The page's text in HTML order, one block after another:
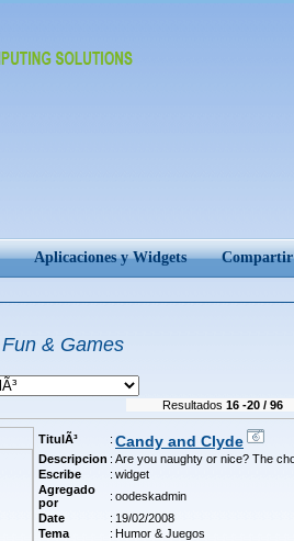
Aplicaciones y Widgets
Fun & Games
Resultados 16 -20 / 96
TitulÃ³ : Candy and Clyde
Descripcion : Are you naughty or nice? The
Escribe
: widget
Agregado
por
: oodeskadmin
Date
: 19/02/2008
Tema
: Humor & Juegos